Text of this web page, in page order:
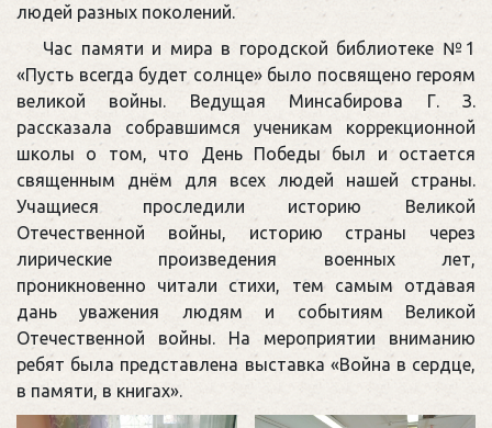
людей разных поколений.
Час памяти и мира в городской библиотеке №1
«Пусть всегда будет солнце» было посвящено героям
великой войны. Ведущая Минсабирова Г. З.
рассказала собравшимся ученикам коррекционной
школы о том, что День Победы был и остается
священным днём для всех людей нашей страны.
Учащиеся проследили историю Великой
Отечественной войны, историю страны через
лирические произведения военных лет,
проникновенно читали стихи, тем самым отдавая
дань уважения людям и событиям Великой
Отечественной войны. На мероприятии вниманию
ребят была представлена выставка «Война в сердце,
в памяти, в книгах».